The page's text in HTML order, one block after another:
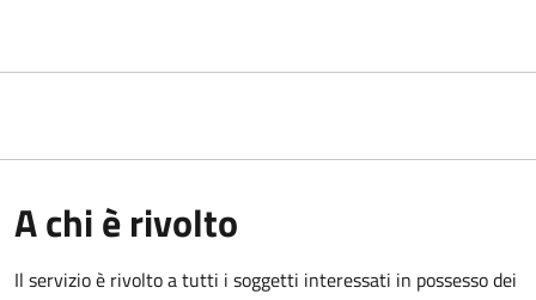
A chi è rivolto
Il servizio è rivolto a tutti i soggetti interessati in possesso dei